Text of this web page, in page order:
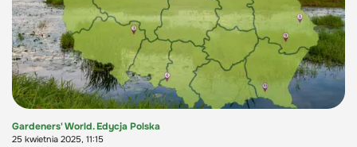
Gardeners' World. Edycja Polska
25 kwietnia 2025, 11:15